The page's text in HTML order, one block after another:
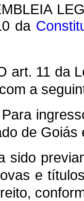
da
art. 11 da
a
Para
de
sido
e